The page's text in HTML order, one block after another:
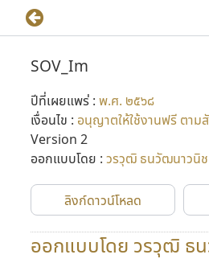
SOV_Im
ปีที่เผยแพร่ : พ.ศ. ๒๕๖๘
เงื่อนไข : อนุญาตให้ใช้งานฟรี ตา
Version 2
ออกแบบโดย : วรวุฒิ ธนวัฒนาวนิช
ลิงก์ดาวน์โหลด
ออกแบบโดย วรวุฒิ ธ